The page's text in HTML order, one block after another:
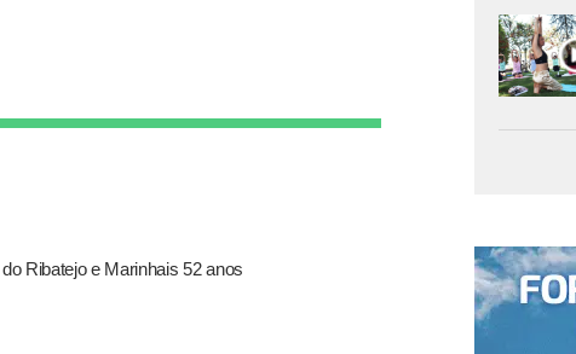
Ribatejo e Marinhais 52 anos